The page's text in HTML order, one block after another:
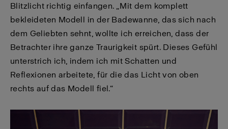
Blitzlicht richtig einfangen. „Mit dem komplett
bekleideten Modell in der Badewanne, das sich nach
dem Geliebten sehnt, wollte ich erreichen, dass der
Betrachter ihre ganze Traurigkeit spürt. Dieses Gefühl
unterstrich ich, indem ich mit Schatten und
Reflexionen arbeitete, für die das Licht von oben
rechts auf das Modell fiel.“